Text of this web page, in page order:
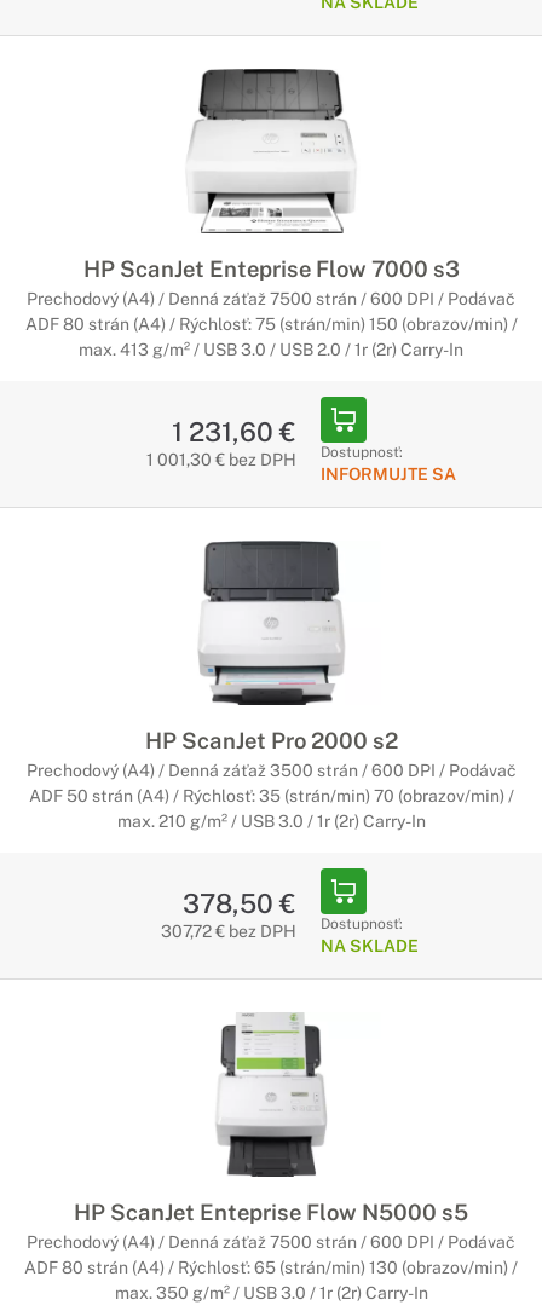
HP ScanJet Enteprise Flow 7000 s3
Prechodový (A4) / Denná záťaž 7500 strán / 600 DPI / Podávač
ADF 80 strán (A4) / Rýchlosť: 75 (strán/min) 150 (obrazov/min) /
max. 413 g/m² / USB 3.0 / USB 2.0 / 1r (2r) Carry-In
1 231,60 €
1 001,30 € bez DPH Dostupnosť:
INFORMUJTE SA
HP ScanJet Pro 2000 s2
Prechodový (A4) / Denná záťaž 3500 strán / 600 DPI / Podávač
ADF 50 strán (A4) / Rýchlosť: 35 (strán/min) 70 (obrazov/min) /
max. 210 g/m² / USB 3.0 / 1r (2r) Carry-In
378,50 €
307,72 € bez DPH Dostupnosť:
NA SKLADE
HP ScanJet Enteprise Flow N5000 s5
Prechodový (A4) / Denná záťaž 7500 strán / 600 DPI / Podávač
ADF 80 strán (A4) / Rýchlosť: 65 (strán/min) 130 (obrazov/min) /
max. 350 g/m² / USB 3.0 / 1r (2r) Carry-In